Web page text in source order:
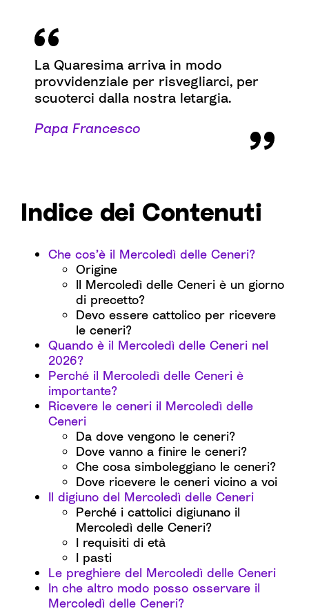
La Quaresima arriva in modo
provvidenziale per risvegliarci, per
scuoterci dalla nostra letargia.
Papa Francesco
Indice dei Contenuti
Che cos’è il Mercoledì delle Ceneri?
Origine
Il Mercoledì delle Ceneri è un giorno
di precetto?
Devo essere cattolico per ricevere
le ceneri?
Quando è il Mercoledì delle Ceneri nel
2026?
Perché il Mercoledì delle Ceneri è
importante?
Ricevere le ceneri il Mercoledì delle
Ceneri
Da dove vengono le ceneri?
Dove vanno a finire le ceneri?
Che cosa simboleggiano le ceneri?
Dove ricevere le ceneri vicino a voi
Il digiuno del Mercoledì delle Ceneri
Perché i cattolici digiunano il
Mercoledì delle Ceneri?
I requisiti di età
I pasti
Le preghiere del Mercoledì delle Ceneri
In che altro modo posso osservare il
Mercoledì delle Ceneri?